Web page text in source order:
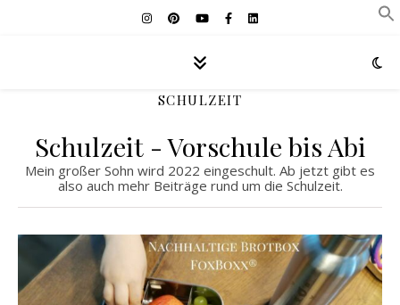
SCHULZEIT
Schulzeit - Vorschule bis Abi
Mein großer Sohn wird 2022 eingeschult. Ab jetzt gibt es
also auch mehr Beiträge rund um die Schulzeit.